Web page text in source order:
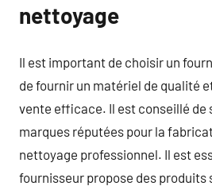
nettoyage
Il est important de choisir un
de fournir un matériel de qualité
vente efficace. Il est conseillé de
marques réputées pour la
nettoyage professionnel. Il est
fournisseur propose des